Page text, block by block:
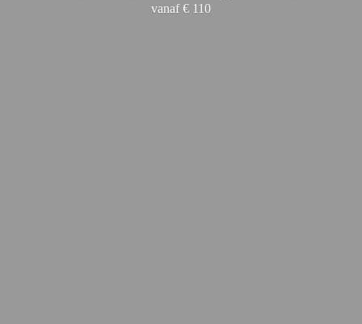
vanaf € 110